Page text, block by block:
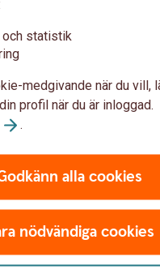
och satsningen på
kunder att göra sina
i Gnosjö.
och statistik
medgivande när du vill,
profil när du är inloggad.
.
alla cookies
nödvändiga cookies